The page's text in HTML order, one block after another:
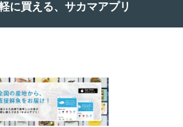
に買える、サカマアプリ